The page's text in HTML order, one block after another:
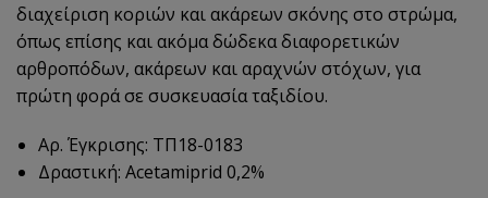
διαχείριση κοριών και ακάρεων σκόνης στο στρώμα,
όπως επίσης και ακόμα δώδεκα διαφορετικών
αρθροπόδων, ακάρεων και αραχνών στόχων, για
πρώτη φορά σε συσκευασία ταξιδίου.
Αρ. Έγκρισης: ΤΠ18-0183
Δραστική: Acetamiprid 0,2%